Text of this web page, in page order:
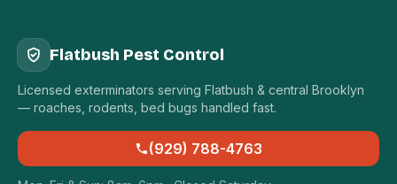
Flatbush Pest Control
Licensed exterminators serving Flatbush & central Brooklyn
— roaches, rodents, bed bugs handled fast.
(929) 788-4763